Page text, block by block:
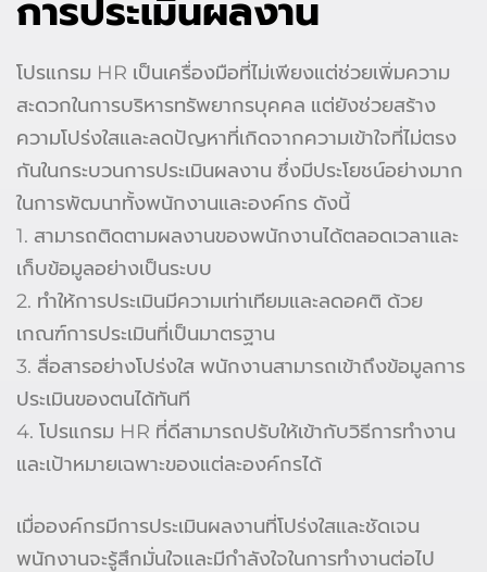
การประเมินผลงาน
โปรแกรม HR เป็นเครื่องมือที่ไม่เพียงแต่ช่วยเพิ่มความ
สะดวกในการบริหารทรัพยากรบุคคล แต่ยังช่วยสร้าง
ความโปร่งใสและลดปัญหาที่เกิดจากความเข้าใจที่ไม่ตรง
กันในกระบวนการประเมินผลงาน ซึ่งมีประโยชน์อย่างมาก
ในการพัฒนาทั้งพนักงานและองค์กร ดังนี้
1. สามารถติดตามผลงานของพนักงานได้ตลอดเวลาและ
เก็บข้อมูลอย่างเป็นระบบ
2. ทำให้การประเมินมีความเท่าเทียมและลดอคติ ด้วย
เกณฑ์การประเมินที่เป็นมาตรฐาน
3. สื่อสารอย่างโปร่งใส พนักงานสามารถเข้าถึงข้อมูลการ
ประเมินของตนได้ทันที
4. โปรแกรม HR ที่ดีสามารถปรับให้เข้ากับวิธีการทำงาน
และเป้าหมายเฉพาะของแต่ละองค์กรได้
เมื่อองค์กรมีการประเมินผลงานที่โปร่งใสและชัดเจน
พนักงานจะรู้สึกมั่นใจและมีกำลังใจในการทำงานต่อไป